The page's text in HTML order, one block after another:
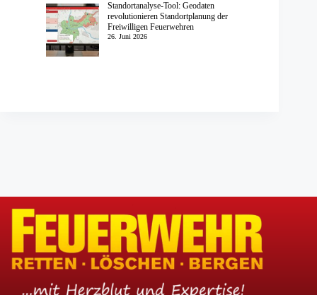
Standortanalyse-Tool: Geodaten
revolutionieren Standortplanung der
Freiwilligen Feuerwehren
26. Juni 2026